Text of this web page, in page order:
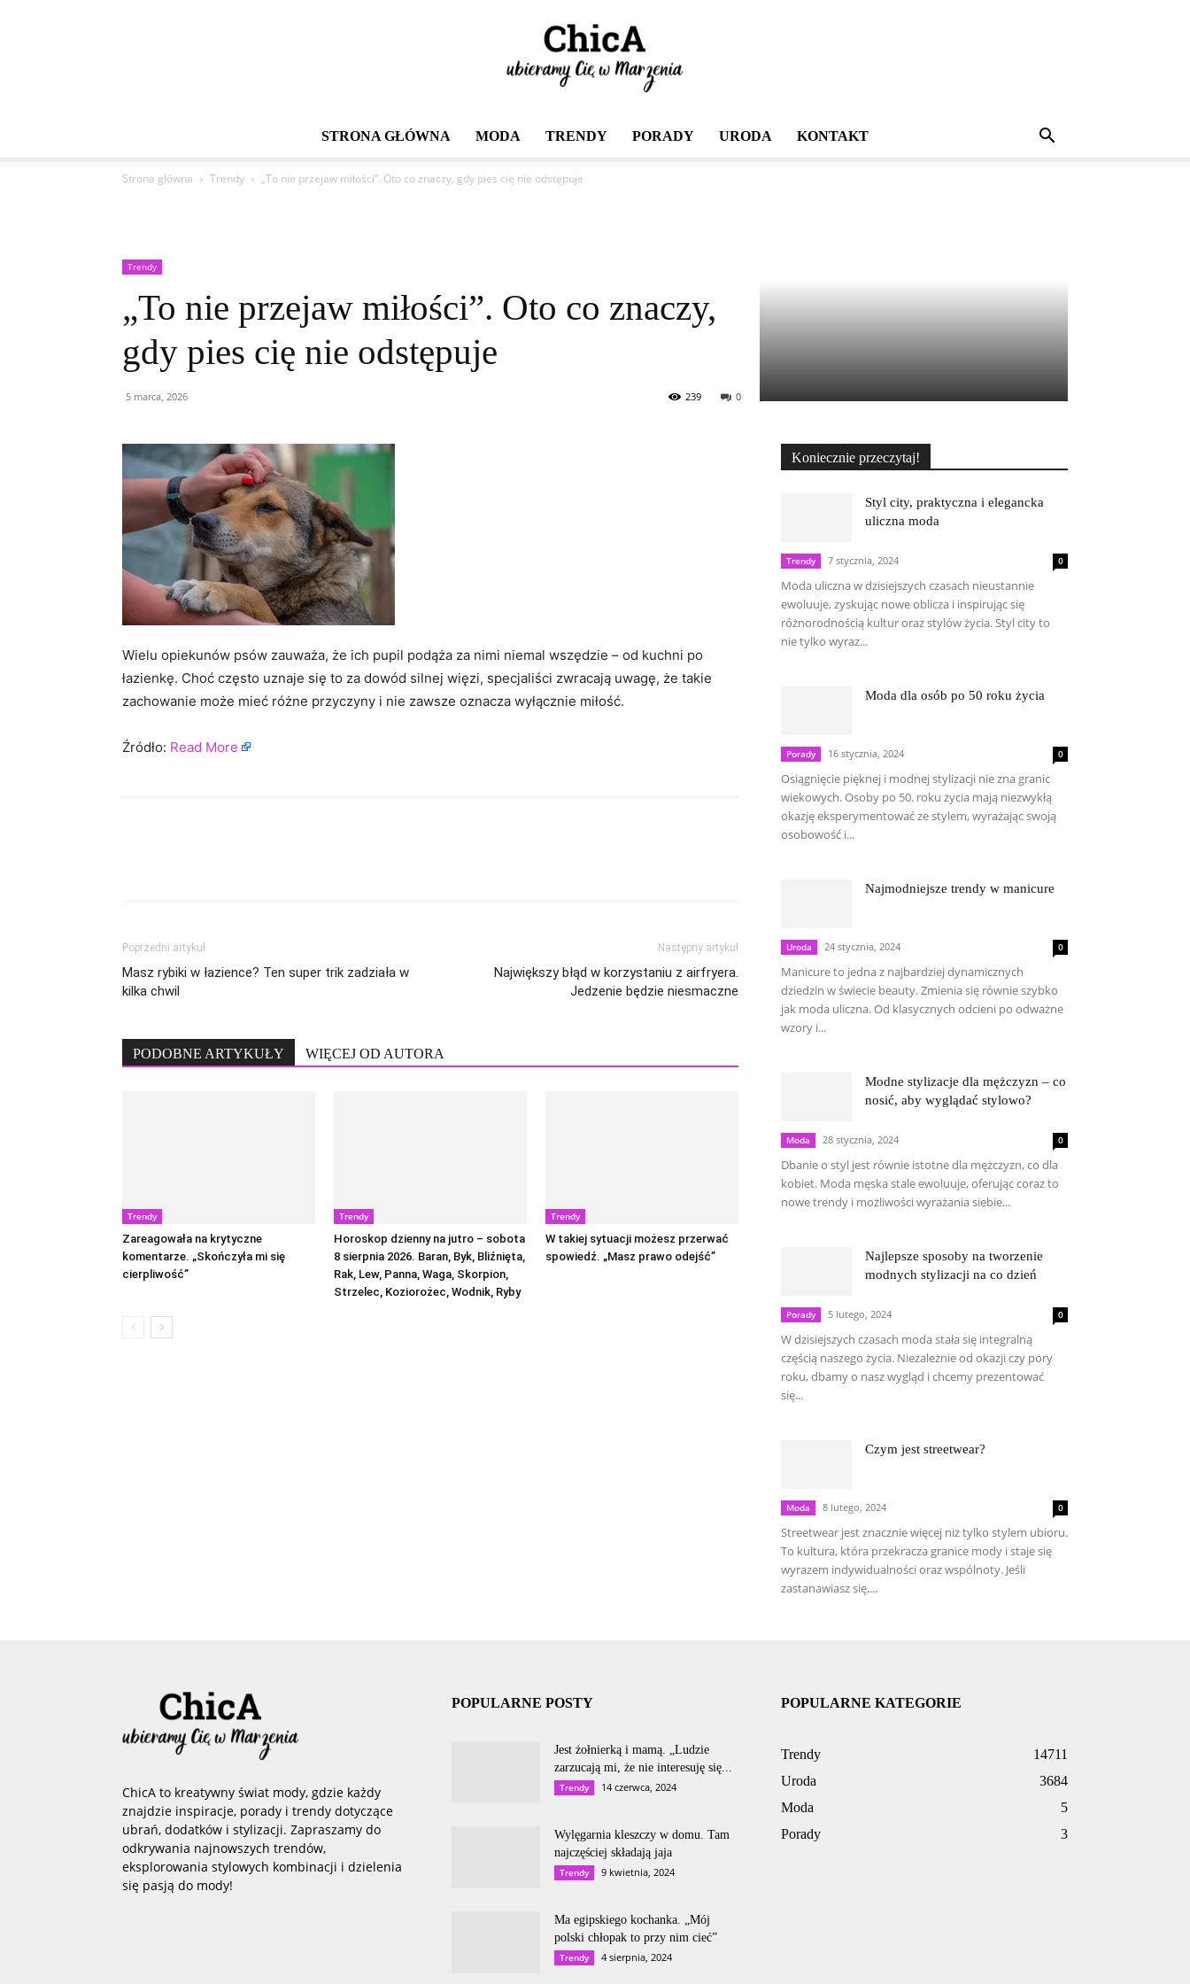
STRONA GŁÓWNA MODA TRENDY PORADY URODA KONTAKT
Strona główna Trendy „To nie przejaw miłości”. Oto co znaczy, gdy pies cię nie odstępuje
Trendy
„To nie przejaw miłości”. Oto co znaczy,
gdy pies cię nie odstępuje
5 marca, 2026 0
239
Wielu opiekunów psów zauważa, że ich pupil podąża za nimi niemal wszędzie – od kuchni po
łazienkę. Choć często uznaje się to za dowód silnej więzi, specjaliści zwracają uwagę, że takie
zachowanie może mieć różne przyczyny i nie zawsze oznacza wyłącznie miłość.
Źródło: Read More
Poprzedni artykuł
Masz rybiki w łazience? Ten super trik zadziała w
kilka chwil
Następny artykuł
Największy błąd w korzystaniu z airfryera.
Jedzenie będzie niesmaczne
PODOBNE ARTYKUŁY WIĘCEJ OD AUTORA
Trendy
Zareagowała na krytyczne
komentarze. „Skończyła mi się
cierpliwość”
Trendy
Horoskop dzienny na jutro – sobota
8 sierpnia 2026. Baran, Byk, Bliźnięta,
Rak, Lew, Panna, Waga, Skorpion,
Strzelec, Koziorożec, Wodnik, Ryby
Trendy
W takiej sytuacji możesz przerwać
spowiedź. „Masz prawo odejść”
Koniecznie przeczytaj!
Styl city, praktyczna i elegancka
uliczna moda
Trendy 7 stycznia, 2024 0
Moda uliczna w dzisiejszych czasach nieustannie
ewoluuje, zyskując nowe oblicza i inspirując się
różnorodnością kultur oraz stylów życia. Styl city to
nie tylko wyraz...
Moda dla osób po 50 roku życia
Porady 16 stycznia, 2024 0
Osiągnięcie pięknej i modnej stylizacji nie zna granic
wiekowych. Osoby po 50. roku życia mają niezwykłą
okazję eksperymentować ze stylem, wyrażając swoją
osobowość i...
Najmodniejsze trendy w manicure
Uroda 24 stycznia, 2024 0
Manicure to jedna z najbardziej dynamicznych
dziedzin w świecie beauty. Zmienia się równie szybko
jak moda uliczna. Od klasycznych odcieni po odważne
wzory i...
Modne stylizacje dla mężczyzn – co
nosić, aby wyglądać stylowo?
Moda 28 stycznia, 2024 0
Dbanie o styl jest równie istotne dla mężczyzn, co dla
kobiet. Moda męska stale ewoluuje, oferując coraz to
nowe trendy i możliwości wyrażania siebie...
Najlepsze sposoby na tworzenie
modnych stylizacji na co dzień
Porady 5 lutego, 2024 0
W dzisiejszych czasach moda stała się integralną
częścią naszego życia. Niezależnie od okazji czy pory
roku, dbamy o nasz wygląd i chcemy prezentować
się...
Czym jest streetwear?
Moda 8 lutego, 2024 0
Streetwear jest znacznie więcej niż tylko stylem ubioru.
To kultura, która przekracza granice mody i staje się
wyrazem indywidualności oraz wspólnoty. Jeśli
zastanawiasz się,...
ChicA to kreatywny świat mody, gdzie każdy
znajdzie inspiracje, porady i trendy dotyczące
ubrań, dodatków i stylizacji. Zapraszamy do
odkrywania najnowszych trendów,
eksplorowania stylowych kombinacji i dzielenia
się pasją do mody!
POPULARNE POSTY
Jest żołnierką i mamą. „Ludzie
zarzucają mi, że nie interesuję się...
Trendy 14 czerwca, 2024
Wylęgarnia kleszczy w domu. Tam
najczęściej składają jaja
Trendy 9 kwietnia, 2024
Ma egipskiego kochanka. „Mój
polski chłopak to przy nim cieć”
Trendy 4 sierpnia, 2024
POPULARNE KATEGORIE
Trendy
14711
Uroda
3684
Moda
5
Porady
3